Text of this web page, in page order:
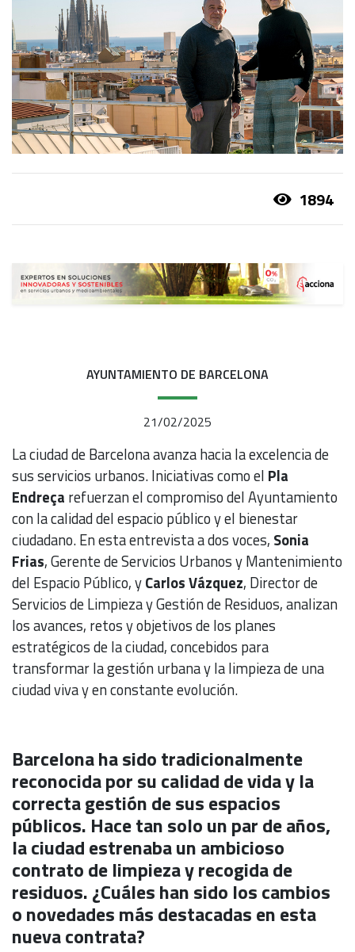
1894
AYUNTAMIENTO DE BARCELONA
21/02/2025
La ciudad de Barcelona avanza hacia la excelencia de
sus servicios urbanos. Iniciativas como el Pla
Endreça refuerzan el compromiso del Ayuntamiento
con la calidad del espacio público y el bienestar
ciudadano. En esta entrevista a dos voces, Sonia
Frias, Gerente de Servicios Urbanos y Mantenimiento
del Espacio Público, yCarlos Vázquez, Director de
Servicios de Limpieza y Gestión de Residuos, analizan
los avances, retos y objetivos de los planes
estratégicos de la ciudad, concebidos para
transformar la gestión urbana y la limpieza de una
ciudad viva y en constante evolución.
Barcelona ha sido tradicionalmente
reconocida por su calidad de vida y la
correcta gestión de sus espacios
públicos. Hace tan solo un par de años,
la ciudad estrenaba un ambicioso
contrato de limpieza y recogida de
residuos. ¿Cuáles han sido los cambios
o novedades más destacadas en esta
nueva contrata?